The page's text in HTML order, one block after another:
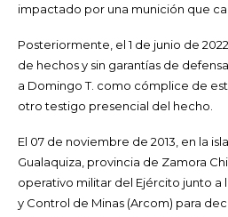
impactado por una munición que
Posteriormente, el 1 de junio de
de hechos y sin garantías de
a Domingo T. como cómplice de
otro testigo presencial del hecho.
El 07 de noviembre de 2013, en la
Gualaquiza, provincia de Zamora
operativo militar del Ejército junto a
y Control de Minas (Arcom) para